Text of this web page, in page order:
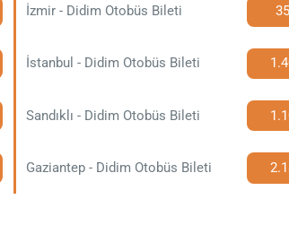
İzmir - Didim Otobüs Bileti
İstanbul - Didim Otobüs Bileti
Sandıklı - Didim Otobüs Bileti
Gaziantep - Didim Otobüs Bileti